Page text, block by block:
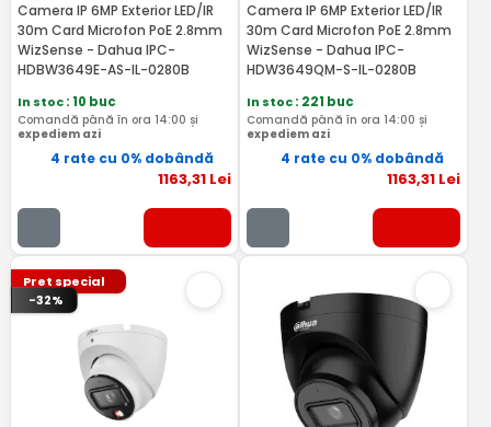
Camera IP 6MP Exterior LED/IR
30m Card Microfon PoE 2.8mm
WizSense - Dahua IPC-
HDBW3649E-AS-IL-0280B
In stoc: 10 buc
Comandă până în ora 14:00 și
expediem azi
4 rate cu 0% dobândă
1163,31Lei
Camera IP 6MP Exterior LED/IR
30m Card Microfon PoE 2.8mm
WizSense - Dahua IPC-
HDW3649QM-S-IL-0280B
In stoc: 221 buc
Comandă până în ora 14:00 și
expediem azi
4 rate cu 0% dobândă
1163,31 Lei
Pret special
-32%